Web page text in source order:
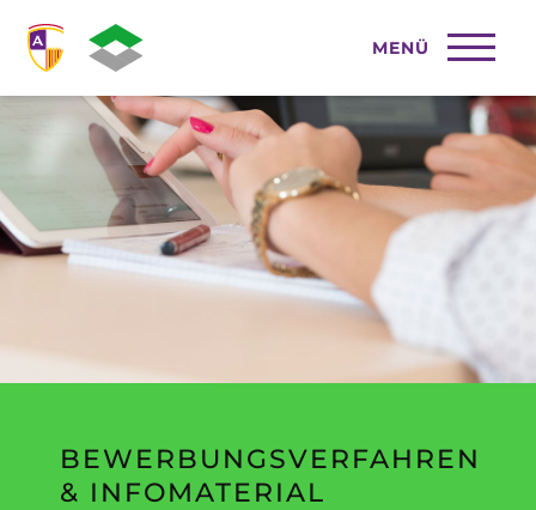
MENÜ
BEWERBUNGSVERFAHREN
& INFOMATERIAL